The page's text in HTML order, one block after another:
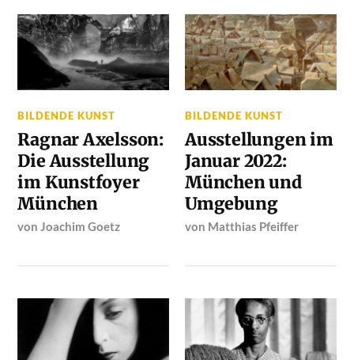
BILDENDE KUNST
Ragnar Axelsson:
Die Ausstellung
im Kunstfoyer
München
vonJoachim Goetz
BILDENDE KUNST
Ausstellungen im
Januar 2022:
München und
Umgebung
von Matthias Pfeiffer